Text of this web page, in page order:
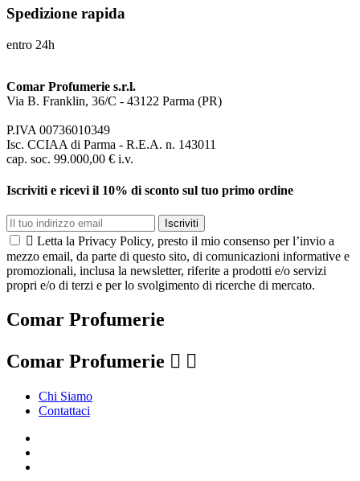
Spedizione rapida
entro 24h
Comar Profumerie s.r.l.
Via B. Franklin, 36/C - 43122 Parma (PR)
P.IVA 00736010349
Isc. CCIAA di Parma - R.E.A. n. 143011
cap. soc. 99.000,00 € i.v.
Iscriviti e ricevi il 10% di sconto sul tuo primo ordine
Iscriviti
 Letta la Privacy Policy, presto il mio consenso per l’invio a
mezzo email, da parte di questo sito, di comunicazioni informative e
promozionali, inclusa la newsletter, riferite a prodotti e/o servizi
propri e/o di terzi e per lo svolgimento di ricerche di mercato.
Comar Profumerie
Comar Profumerie  
Chi Siamo
Contattaci